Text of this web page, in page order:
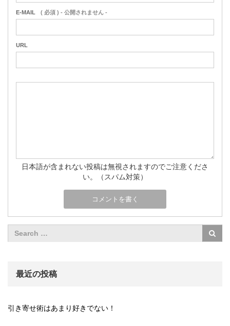
E-MAIL ( 必須 ) - 公開されません -
URL
日本語が含まれない投稿は無視されますのでご注意くださ
い。（スパム対策）
最近の投稿
引き寄せ術はあまり好きでない！